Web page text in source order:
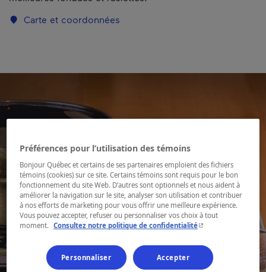
Carte et coordonnées
Préférences pour l’utilisation des témoins
Bonjour Québec et certains de ses partenaires emploient des fichiers
témoins (cookies) sur ce site. Certains témoins sont requis pour le bon
fonctionnement du site Web. D’autres sont optionnels et nous aident à
améliorer la navigation sur le site, analyser son utilisation et contribuer
à nos efforts de marketing pour vous offrir une meilleure expérience.
Vous pouvez accepter, refuser ou personnaliser vos choix à tout
moment.
Consultez notre politique de confidentialité- Cet hyperlien
Personnaliser Accepter